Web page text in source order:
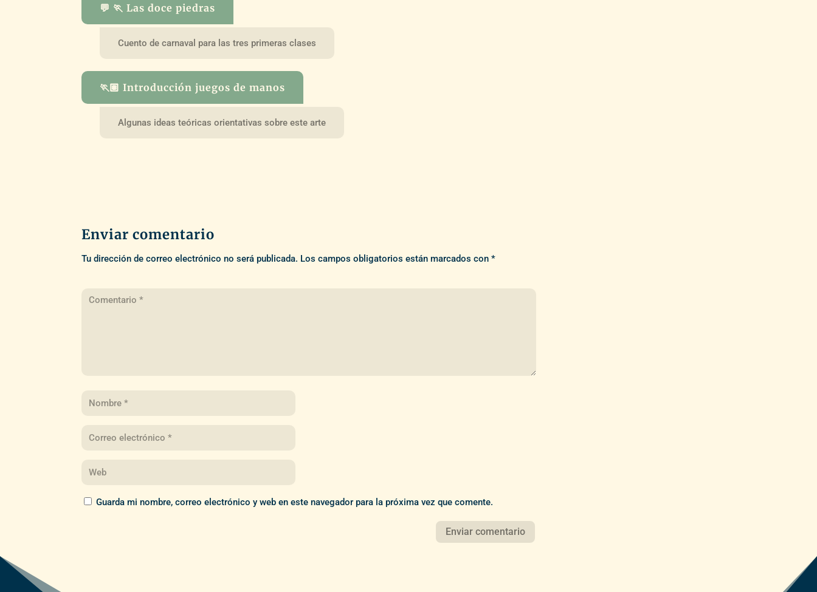
💬 🏃 Las doce piedras
Cuento de carnaval para las tres primeras clases
🏃🏽 Introducción juegos de manos
Algunas ideas teóricas orientativas sobre este arte
Enviar comentario
Tu dirección de correo electrónico no será publicada. Los campos obligatorios están marcados con*
Guarda mi nombre, correo electrónico y web en este navegador para la próxima vez que comente.